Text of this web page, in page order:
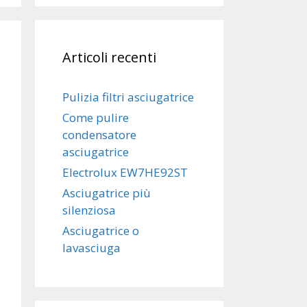
Articoli recenti
Pulizia filtri asciugatrice
Come pulire
condensatore
asciugatrice
Electrolux EW7HE92ST
Asciugatrice più
silenziosa
Asciugatrice o
lavasciuga